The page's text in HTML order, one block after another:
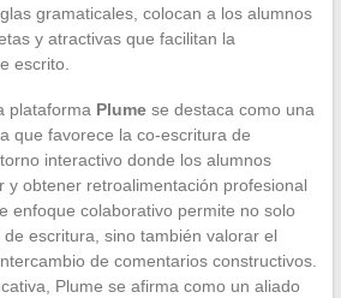
gramaticales, colocan a los alumnos
y atractivas que facilitan la
escrito.
plataforma Plumese destaca como una
que favorece la co-escritura de
interactivo donde los alumnos
y obtener retroalimentación profesional
enfoque colaborativo permite no solo
escritura, sino también valorar el
de comentarios constructivos.
Plume se afirma como un aliado